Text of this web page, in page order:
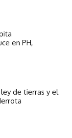
en PH,
de tierras y el